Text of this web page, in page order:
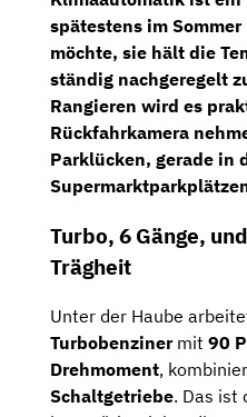
spätestens im
möchte, sie hält die
ständig nachgeregelt
Rangieren wird es
Rückfahrkamera
Parklücken, gerade in
Turbo, 6 Gänge,
Trägheit
Unter der Haube
Turbobenzinermit 90
Drehmoment,
Schaltgetriebe. Das ist